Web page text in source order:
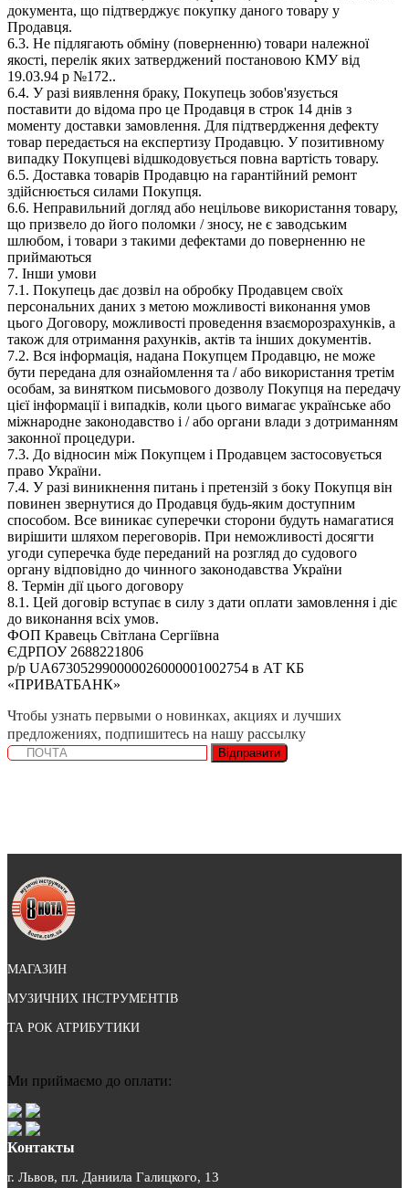
документа, що підтверджує покупку даного товару у
Продавця.
6.3. Не підлягають обміну (поверненню) товари належної
якості, перелік яких затверджений постановою КМУ від
19.03.94 р №172..
6.4. У разі виявлення браку, Покупець зобов'язується
поставити до відома про це Продавця в строк 14 днів з
моменту доставки замовлення. Для підтвердження дефекту
товар передається на експертизу Продавцю. У позитивному
випадку Покупцеві відшкодовується повна вартість товару.
6.5. Доставка товарів Продавцю на гарантійний ремонт
здійснюється силами Покупця.
6.6. Неправильний догляд або нецільове використання товару,
що призвело до його поломки / зносу, не є заводським
шлюбом, і товари з такими дефектами до поверненню не
приймаються
7. Інши умови
7.1. Покупець дає дозвіл на обробку Продавцем своїх
персональних даних з метою можливості виконання умов
цього Договору, можливості проведення взаєморозрахунків, а
також для отримання рахунків, актів та інших документів.
7.2. Вся інформація, надана Покупцем Продавцю, не може
бути передана для ознайомлення та / або використання третім
особам, за винятком письмового дозволу Покупця на передачу
цієї інформації і випадків, коли цього вимагає українське або
міжнародне законодавство і / або органи влади з дотриманням
законної процедури.
7.3. До відносин між Покупцем і Продавцем застосовується
право України.
7.4. У разі виникнення питань і претензій з боку Покупця він
повинен звернутися до Продавця будь-яким доступним
способом. Все виникає суперечки сторони будуть намагатися
вирішити шляхом переговорів. При неможливості досягти
угоди суперечка буде переданий на розгляд до судового
органу відповідно до чинного законодавства України
8. Термін дії цього договору
8.1. Цей договір вступає в силу з дати оплати замовлення і діє
до виконання всіх умов.
ФОП Кравець Світлана Сергіївна
ЄДРПОУ 2688221806
р/р UA673052990000026000001002754 в АТ КБ
«ПРИВАТБАНК»
Чтобы узнать первыми о новинках, акциях и лучших
предложениях, подпишитесь на нашу рассылку
Відправити
МАГАЗИН
МУЗИЧНИХ ІНСТРУМЕНТІВ
ТА РОК АТРИБУТИКИ
Ми приймаємо до оплати:
Контакты
г. Львов, пл. Даниила Галицкого, 13